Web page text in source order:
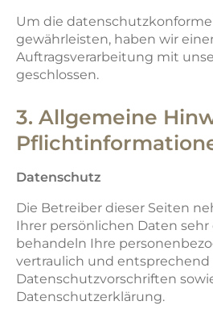
Um die
gewährleisten, haben wir
Auftragsverarbeitung mit
geschlossen.
3. Allgemeine
Datenschutz
Die Betreiber dieser Seiten
Ihrer persönlichen Daten sehr
behandeln Ihre
vertraulich und entsprechend
Datenschutzvorschriften
Datenschutzerklärung.